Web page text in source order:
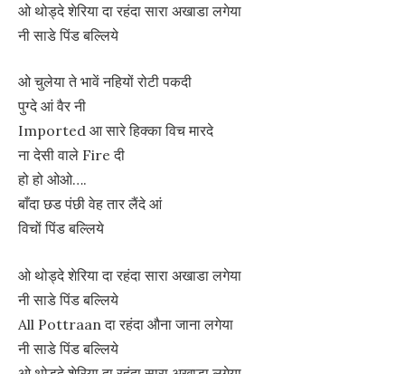
ओ थोड्दे शेरिया दा रहंदा सारा अखाडा लगेया
नी साडे पिंड बल्लिये
ओ चुलेया ते भावें नहियों रोटी पकदी
पुग्दे आं वैर नी
Imported आ सारे हिक्का विच मारदे
ना देसी वाले Fire दी
हो हो ओओ….
बाँदा छड पंछी वेह तार लैंदे आं
विचों पिंड बल्लिये
ओ थोड्दे शेरिया दा रहंदा सारा अखाडा लगेया
नी साडे पिंड बल्लिये
All Pottraan दा रहंदा औना जाना लगेया
नी साडे पिंड बल्लिये